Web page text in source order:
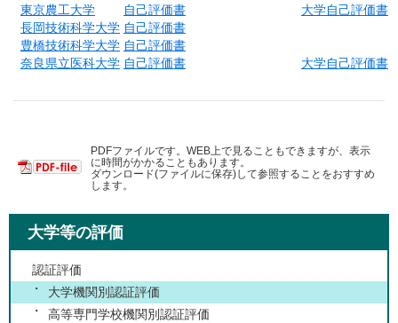
東京農工大学
自己評価書
大学自己評価書
長岡技術科学大学 自己評価書
豊橋技術科学大学 自己評価書
奈良県立医科大学 自己評価書 大学自己評価書
PDFファイルです。WEB上で見ることもできますが、表示
に時間がかかることもあります。
ダウンロード(ファイルに保存)して参照することをおすすめ
します。
大学等の評価
認証評価
大学機関別認証評価
高等専門学校機関別認証評価